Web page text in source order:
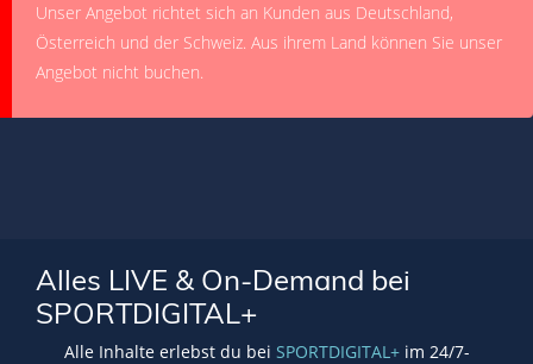
Unser Angebot richtet sich an Kunden aus Deutschland,
Österreich und der Schweiz. Aus ihrem Land können Sie unser
Angebot nicht buchen.
Alles LIVE & On-Demand bei
SPORTDIGITAL+
Alle Inhalte erlebst du bei SPORTDIGITAL+im 24/7-